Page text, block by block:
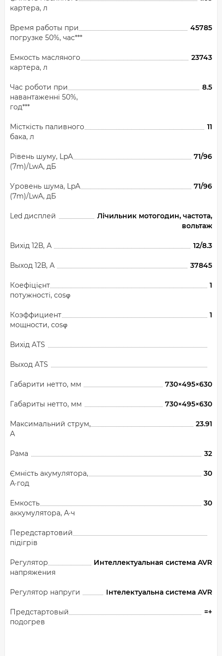
картера, л
Время работы при
погрузке 50%, час***
45785
Емкость масляного
картера, л
23743
Час роботи при
навантаженні 50%,
год***
8.5
Місткість паливного
бака, л
11
Рівень шуму, LpA
(7m)/LwA, дБ
71/96
Уровень шума, LpA
(7m)/LwA, дБ
71/96
Led дисплей
Лічильник мотогодин, частота,
вольтаж
Вихід 12В, А 12/8.3
Выход 12В, А 37845
Коефіцієнт
потужності, cosφ
1
Коэффициент
мощности, cosφ
1
Вихід ATS
Выход ATS
Габарити нетто, мм 730×495×630
Габариты нетто, мм 730×495×630
Максимальний струм,
А
23.91
Рама 32
Ємність акумулятора,
А·год
30
Емкость
аккумулятора, А·ч
30
Передстартовий
підігрів
Регулятор
напряжения
Интеллектуальная система AVR
Регулятор напруги Інтелектуальна система AVR
Предстартовый
подогрев
=+